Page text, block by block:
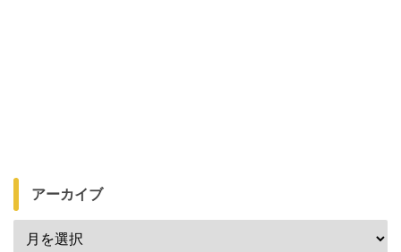
アーカイブ